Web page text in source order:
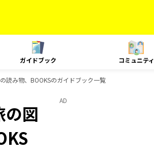
ガイドブック コミュニティ
読み物、BOOKSのガイドブック一覧
の図
AD